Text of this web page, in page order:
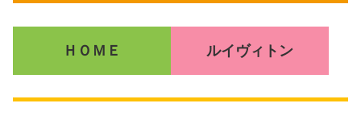
ＨＯＭＥ ルイヴィトン